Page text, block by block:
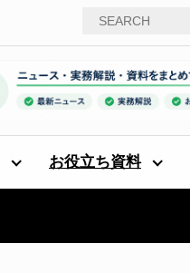
お役立ち資料